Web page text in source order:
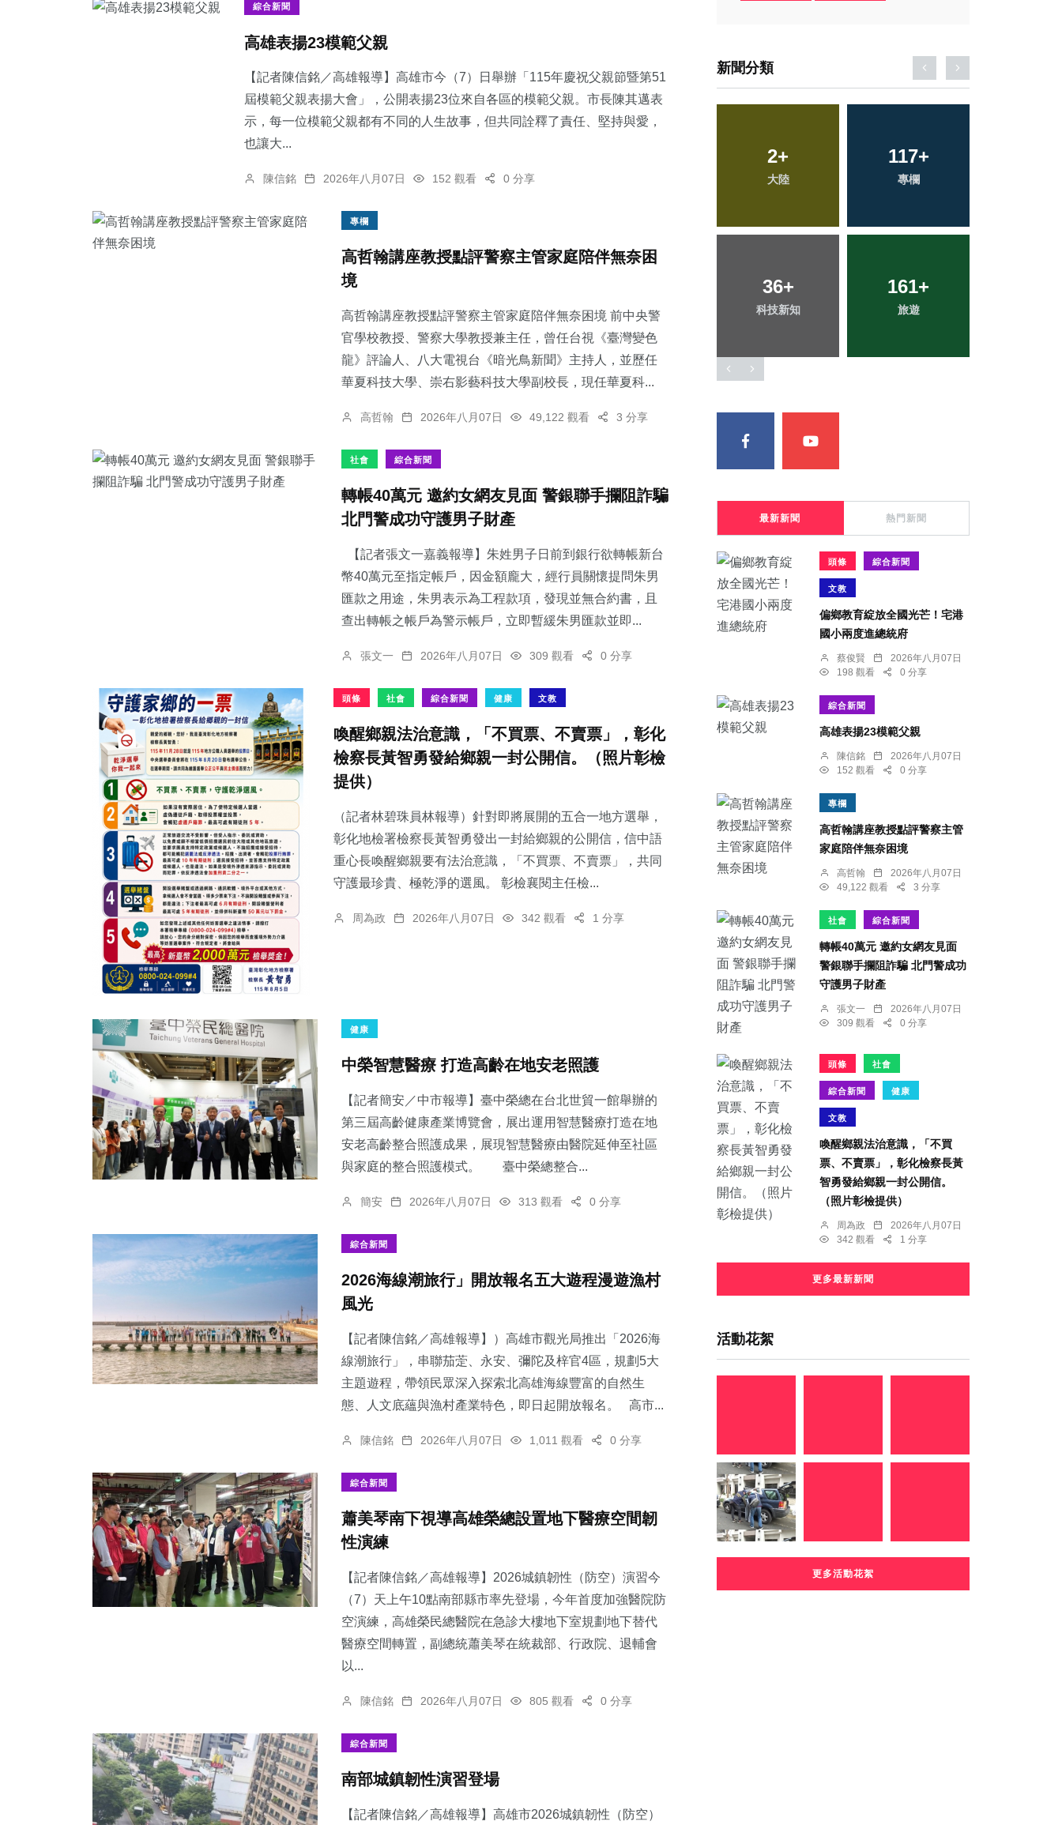
綜合新聞
​高雄表揚23模範父親
【記者陳信銘／高雄報導】高雄市今（7）日舉辦「115年慶祝父親節暨第51
屆模範父親表揚大會」，公開表揚23位來自各區的模範父親。市長陳其邁表
示，每一位模範父親都有不同的人生故事，但共同詮釋了責任、堅持與愛，
也讓大...
陳信銘 2026年八月07日 152 觀看 0 分享
專欄
高哲翰講座教授點評警察主管家庭陪伴無奈困
境
高哲翰講座教授點評警察主管家庭陪伴無奈困境 前中央警
官學校教授、警察大學教授兼主任，曾任台視《臺灣變色
龍》評論人、八大電視台《暗光鳥新聞》主持人，並歷任
華夏科技大學、崇右影藝科技大學副校長，現任華夏科...
高哲翰 2026年八月07日 49,122 觀看 3 分享
社會 綜合新聞
轉帳40萬元 邀約女網友見面 警銀聯手攔阻詐騙
北門警成功守護男子財產
【記者張文一嘉義報導】朱姓男子日前到銀行欲轉帳新台
幣40萬元至指定帳戶，因金額龐大，經行員關懷提問朱男
匯款之用途，朱男表示為工程款項，發現並無合約書，且
查出轉帳之帳戶為警示帳戶，立即暫緩朱男匯款並即...
張文一 2026年八月07日 309 觀看 0 分享
頭條 社會 綜合新聞 健康 文教
喚醒鄉親法治意識，「不買票、不賣票」，彰化
檢察長黃智勇發給鄉親一封公開信。（照片彰檢
提供）
（記者林碧珠員林報導）針對即將展開的五合一地方選舉，
彰化地檢署檢察長黃智勇發出一封給鄉親的公開信，信中語
重心長喚醒鄉親要有法治意識，「不買票、不賣票」，共同
守護最珍貴、極乾淨的選風。 彰檢襄閱主任檢...
周為政 2026年八月07日 342 觀看 1 分享
健康
中榮智慧醫療 打造高齡在地安老照護
【記者簡安／中市報導】臺中榮總在台北世貿一館舉辦的
第三屆高齡健康產業博覽會，展出運用智慧醫療打造在地
安老高齡整合照護成果，展現智慧醫療由醫院延伸至社區
與家庭的整合照護模式。 臺中榮總整合...
簡安 2026年八月07日 313 觀看 0 分享
綜合新聞
2026海線潮旅行」開放報名五大遊程漫遊漁村
風光
【記者陳信銘／高雄報導】）高雄市觀光局推出「2026海
線潮旅行」，串聯茄萣、永安、彌陀及梓官4區，規劃5大
主題遊程，帶領民眾深入探索北高雄海線豐富的自然生
態、人文底蘊與漁村產業特色，即日起開放報名。 高市...
陳信銘 2026年八月07日 1,011 觀看 0 分享
綜合新聞
蕭美琴南下視導高雄榮總設置地下醫療空間韌
性演練
【記者陳信銘／高雄報導】2026城鎮韌性（防空）演習今
（7）天上午10點南部縣市率先登場，今年首度加強醫院防
空演練，高雄榮民總醫院在急診大樓地下室規劃地下替代
醫療空間轉置，副總統蕭美琴在統裁部、行政院、退輔會
以...
陳信銘 2026年八月07日 805 觀看 0 分享
綜合新聞
南部城鎮韌性演習登場
【記者陳信銘／高雄報導】高雄市2026城鎮韌性（防空）
新聞分類
398
社會 頭條 大陸
科技新知 旅遊
221
健康
746+
綜合新聞
73+
農業
66+
宗教
最新新聞 熱門新聞
頭條 綜合新聞
文教
偏鄉教育綻放全國光芒！宅港
國小兩度進總統府
蔡俊賢
2026年八月07日
198 觀看
0 分享
綜合新聞
​高雄表揚23模範父親
陳信銘
2026年八月07日
152 觀看
0 分享
專欄
高哲翰講座教授點評警察主管
家庭陪伴無奈困境
高哲翰
2026年八月07日
49,122 觀看
3 分享
社會 綜合新聞
轉帳40萬元 邀約女網友見面
警銀聯手攔阻詐騙 北門警成功
守護男子財產
張文一
2026年八月07日
309 觀看
0 分享
頭條 社會
綜合新聞 健康
文教
喚醒鄉親法治意識，「不買
票、不賣票」，彰化檢察長黃
智勇發給鄉親一封公開信。
（照片彰檢提供）
周為政
2026年八月07日
342 觀看
1 分享
更多最新新聞
活動花絮
更多活動花絮